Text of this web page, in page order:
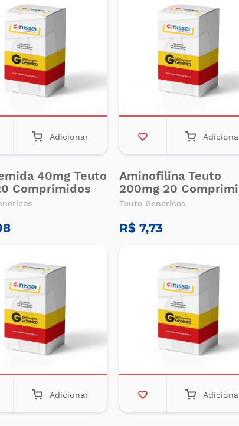
Adicionar
40mg Teuto
Comprimidos
Aminofilina Teuto
200mg 20
Teuto Genericos
R$ 7,73
Adicionar